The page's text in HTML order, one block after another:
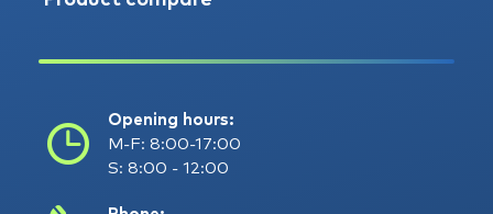
Opening hours:
M-F: 8:00-17:00
S: 8:00 - 12:00